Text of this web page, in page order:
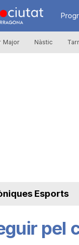
R
à
u
Major Nàstic
Esports
pel